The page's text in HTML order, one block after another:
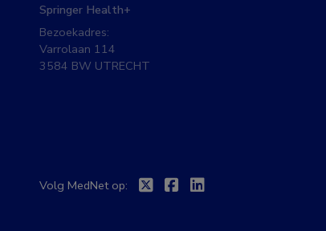
Springer Health+
Bezoekadres:
Varrolaan 114
3584 BW UTRECHT
Volg MedNet op: TwitterFacebook
Linkedin